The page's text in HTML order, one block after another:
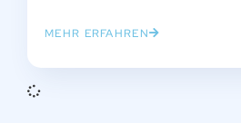
MEHR ERFAHREN